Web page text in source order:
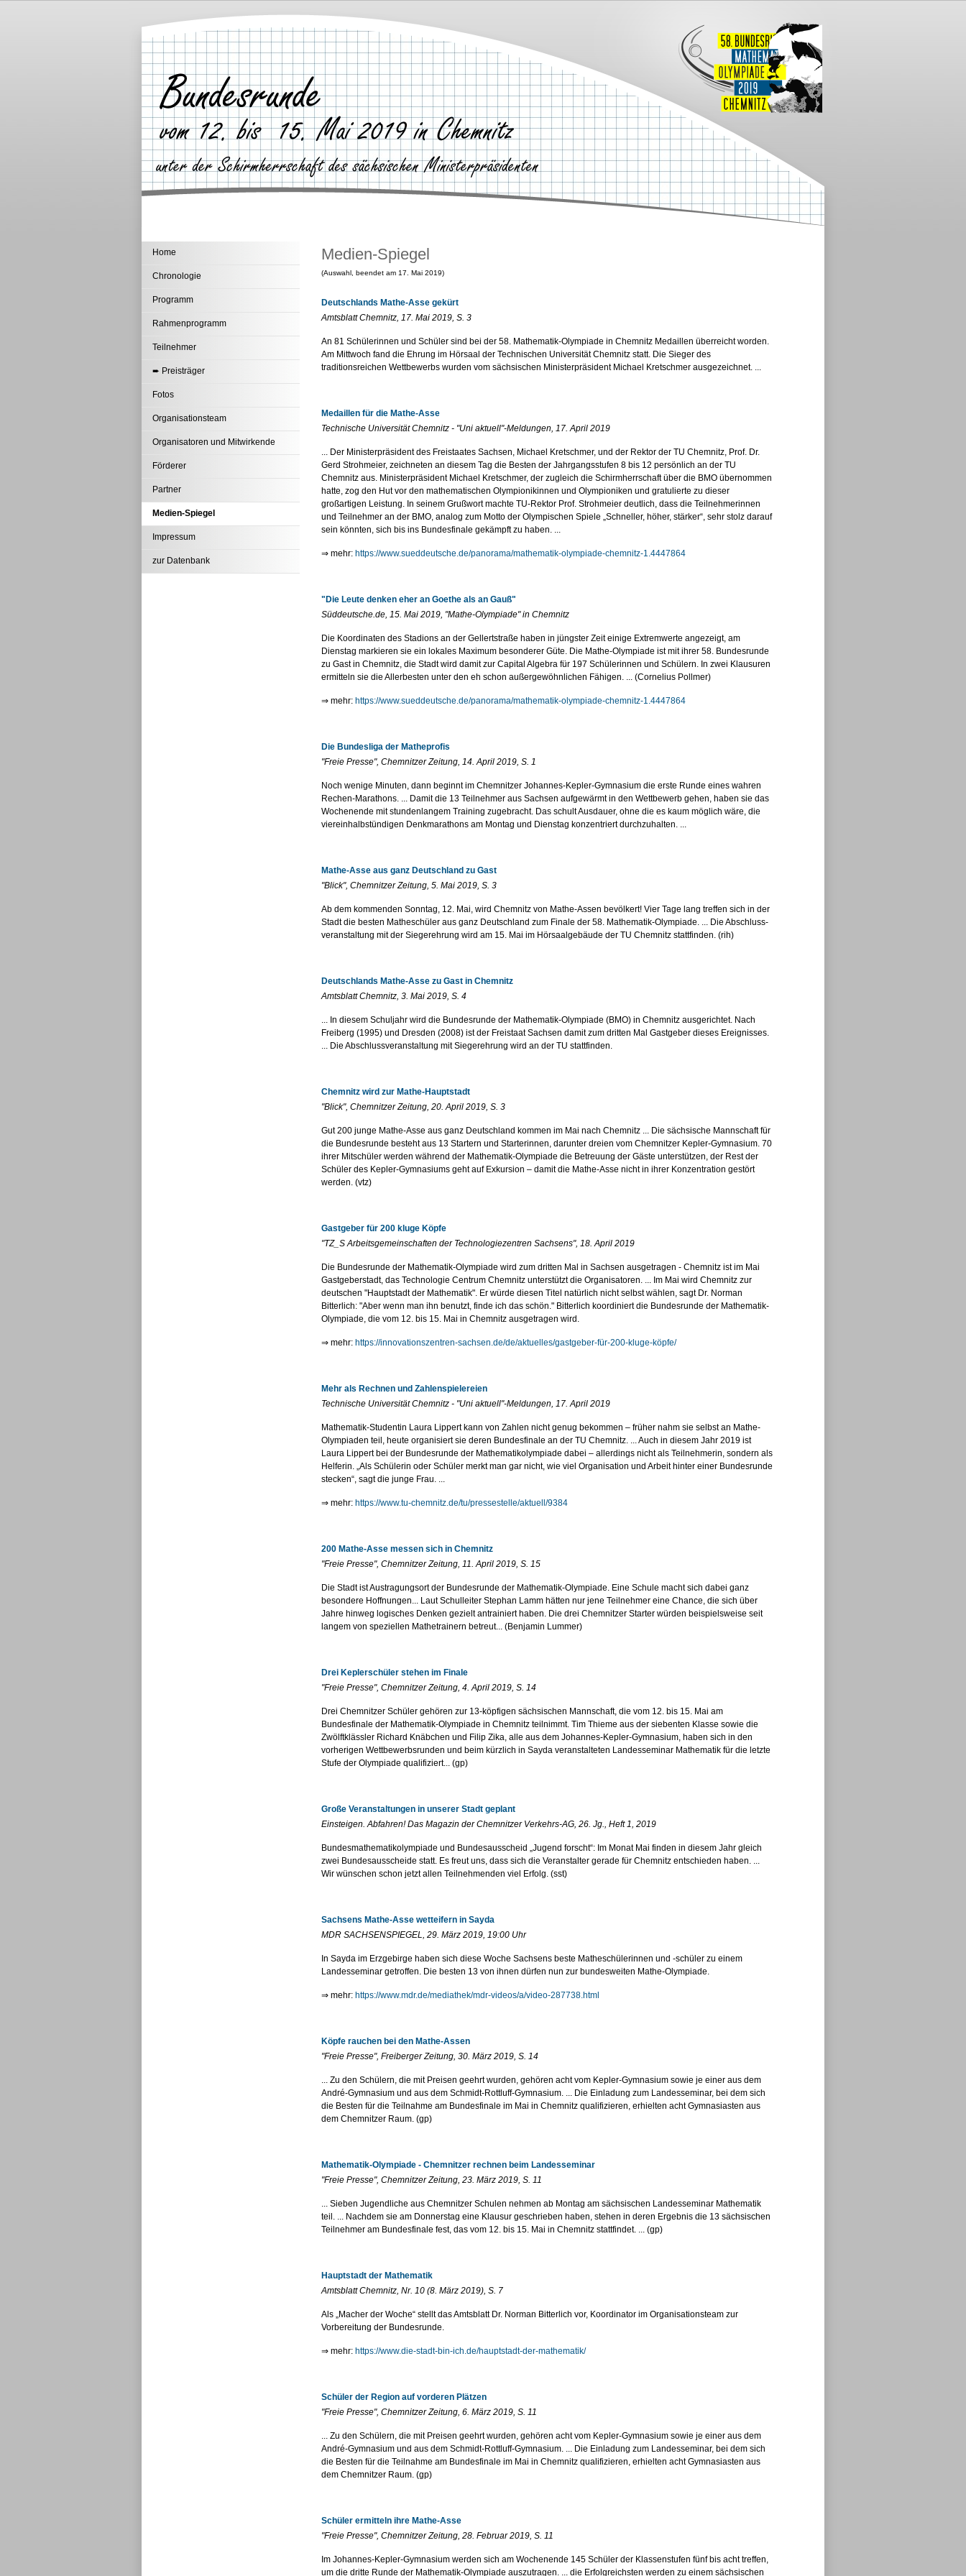
Home
Chronologie
Programm
Rahmenprogramm
Teilnehmer
➨ Preisträger
Fotos
Organisationsteam
Organisatoren und Mitwirkende
Förderer
Partner
Medien-Spiegel
Impressum
zur Datenbank
Medien-Spiegel
(Auswahl, beendet am 17. Mai 2019)
Deutschlands Mathe-Asse gekürt
Amtsblatt Chemnitz, 17. Mai 2019, S. 3
An 81 Schülerinnen und Schüler sind bei der 58. Mathematik-Olympiade in Chemnitz Medaillen überreicht worden.
Am Mittwoch fand die Ehrung im Hörsaal der Technischen Universität Chemnitz statt. Die Sieger des
traditionsreichen Wettbewerbs wurden vom sächsischen Ministerpräsident Michael Kretschmer ausgezeichnet. ...
Medaillen für die Mathe-Asse
Technische Universität Chemnitz - "Uni aktuell"-Meldungen, 17. April 2019
... Der Ministerpräsident des Freistaates Sachsen, Michael Kretschmer, und der Rektor der TU Chemnitz, Prof. Dr.
Gerd Strohmeier, zeichneten an diesem Tag die Besten der Jahrgangsstufen 8 bis 12 persönlich an der TU
Chemnitz aus. Ministerpräsident Michael Kretschmer, der zugleich die Schirmherrschaft über die BMO über­nommen
hatte, zog den Hut vor den mathematischen Olympionikinnen und Olympioniken und gratulierte zu dieser
großartigen Leistung. In seinem Grußwort machte TU-Rektor Prof. Strohmeier deutlich, dass die Teilnehmerinnen
und Teilnehmer an der BMO, analog zum Motto der Olympischen Spiele „Schneller, höher, stärker“, sehr stolz darauf
sein könnten, sich bis ins Bundesfinale gekämpft zu haben. ...
⇒ mehr: https://www.sueddeutsche.de/panorama/mathematik-olympiade-chemnitz-1.4447864
"Die Leute denken eher an Goethe als an Gauß"
Süddeutsche.de, 15. Mai 2019, "Mathe-Olympiade" in Chemnitz
Die Koordinaten des Stadions an der Gellertstraße haben in jüngster Zeit einige Extremwerte angezeigt, am
Dienstag markieren sie ein lokales Maximum besonderer Güte. Die Mathe-Olympiade ist mit ihrer 58. Bundesrunde
zu Gast in Chemnitz, die Stadt wird damit zur Capital Algebra für 197 Schülerinnen und Schülern. In zwei Klausuren
ermitteln sie die Allerbesten unter den eh schon außergewöhnlichen Fähigen. ... (Cornelius Pollmer)
⇒ mehr: https://www.sueddeutsche.de/panorama/mathematik-olympiade-chemnitz-1.4447864
Die Bundesliga der Matheprofis
"Freie Presse", Chemnitzer Zeitung, 14. April 2019, S. 1
Noch wenige Minuten, dann beginnt im Chemnitzer Johannes-Kepler-Gymnasium die erste Runde eines wahren
Rechen-Marathons. ... Damit die 13 Teilnehmer aus Sachsen aufgewärmt in den Wettbewerb gehen, haben sie das
Wochenende mit stundenlangem Training zugebracht. Das schult Ausdauer, ohne die es kaum möglich wäre, die
viereinhalbstündigen Denkmarathons am Montag und Dienstag konzentriert durchzuhalten. ...
Mathe-Asse aus ganz Deutschland zu Gast
"Blick", Chemnitzer Zeitung, 5. Mai 2019, S. 3
Ab dem kommenden Sonntag, 12. Mai, wird Chemnitz von Mathe-Assen bevölkert! Vier Tage lang treffen sich in der
Stadt die besten Matheschüler aus ganz Deutschland zum Finale der 58. Mathematik-Olympiade. ... Die Ab­schluss­
ver­an­stal­tung mit der Siegerehrung wird am 15. Mai im Hörsaalgebäude der TU Chemnitz stattfinden. (rih)
Deutschlands Mathe-Asse zu Gast in Chemnitz
Amtsblatt Chemnitz, 3. Mai 2019, S. 4
... In diesem Schuljahr wird die Bundesrunde der Mathematik-Olympiade (BMO) in Chemnitz ausgerichtet. Nach
Freiberg (1995) und Dresden (2008) ist der Freistaat Sachsen damit zum dritten Mal Gastgeber dieses Er­eig­nis­ses.
... Die Ab­schluss­ver­an­stal­tung mit Siegerehrung wird an der TU stattfinden.
Chemnitz wird zur Mathe-Hauptstadt
"Blick", Chemnitzer Zeitung, 20. April 2019, S. 3
Gut 200 junge Mathe-Asse aus ganz Deutschland kommen im Mai nach Chemnitz ... Die sächsische Mannschaft für
die Bundesrunde besteht aus 13 Startern und Starterinnen, darunter dreien vom Chemnitzer Kepler-Gymnasium. 70
ihrer Mitschüler werden während der Mathematik-Olympiade die Betreuung der Gäste unterstützen, der Rest der
Schüler des Kepler-Gymnasiums geht auf Exkursion – damit die Mathe-Asse nicht in ihrer Konzentration gestört
werden. (vtz)
Gastgeber für 200 kluge Köpfe
"TZ_S Arbeitsgemeinschaften der Technologiezentren Sachsens", 18. April 2019
Die Bundesrunde der Mathematik-Olympiade wird zum dritten Mal in Sachsen ausgetragen - Chemnitz ist im Mai
Gastgeberstadt, das Technologie Centrum Chemnitz unterstützt die Organisatoren. ... Im Mai wird Chemnitz zur
deutschen "Hauptstadt der Mathematik". Er würde diesen Titel natürlich nicht selbst wählen, sagt Dr. Norman
Bitterlich: "Aber wenn man ihn benutzt, finde ich das schön." Bitterlich koordiniert die Bundesrunde der Mathematik-
Olympiade, die vom 12. bis 15. Mai in Chemnitz ausgetragen wird.
⇒ mehr: https://innovationszentren-sachsen.de/de/aktuelles/gastgeber-für-200-kluge-köpfe/
Mehr als Rechnen und Zahlenspielereien
Technische Universität Chemnitz - "Uni aktuell"-Meldungen, 17. April 2019
Mathematik-Studentin Laura Lippert kann von Zahlen nicht genug bekommen – früher nahm sie selbst an Mathe-
Olympiaden teil, heute organisiert sie deren Bundesfinale an der TU Chemnitz. ... Auch in diesem Jahr 2019 ist
Laura Lippert bei der Bundesrunde der Mathematikolympiade dabei – allerdings nicht als Teilnehmerin, sondern als
Helferin. „Als Schülerin oder Schüler merkt man gar nicht, wie viel Organisation und Arbeit hinter einer Bundesrunde
stecken“, sagt die junge Frau. ...
⇒ mehr: https://www.tu-chemnitz.de/tu/pressestelle/aktuell/9384
200 Mathe-Asse messen sich in Chemnitz
"Freie Presse", Chemnitzer Zeitung, 11. April 2019, S. 15
Die Stadt ist Austragungsort der Bundesrunde der Mathematik-Olympiade. Eine Schule macht sich dabei ganz
besondere Hoffnungen... Laut Schulleiter Stephan Lamm hätten nur jene Teilnehmer eine Chance, die sich über
Jahre hinweg logisches Denken gezielt antrainiert haben. Die drei Chemnitzer Starter würden beispielsweise seit
langem von speziellen Mathetrainern betreut... (Benjamin Lummer)
Drei Keplerschüler stehen im Finale
"Freie Presse", Chemnitzer Zeitung, 4. April 2019, S. 14
Drei Chemnitzer Schüler gehören zur 13-köpfigen sächsischen Mannschaft, die vom 12. bis 15. Mai am
Bundesfinale der Mathematik-Olympiade in Chemnitz teilnimmt. Tim Thieme aus der siebenten Klasse sowie die
Zwölftklässler Richard Knäbchen und Filip Zika, alle aus dem Johannes-Kepler-Gymnasium, haben sich in den
vorherigen Wettbewerbsrunden und beim kürzlich in Sayda veranstalteten Landesseminar Mathematik für die letzte
Stufe der Olympiade qualifiziert... (gp)
Große Veranstaltungen in unserer Stadt geplant
Einsteigen. Abfahren! Das Magazin der Chemnitzer Verkehrs-AG, 26. Jg., Heft 1, 2019
Bundesmathematikolympiade und Bundesausscheid „Jugend forscht“: Im Monat Mai finden in diesem Jahr gleich
zwei Bundesausscheide statt. Es freut uns, dass sich die Veranstalter gerade für Chemnitz entschieden haben. ...
Wir wünschen schon jetzt allen Teilnehmenden viel Erfolg. (sst)
Sachsens Mathe-Asse wetteifern in Sayda
MDR SACHSENSPIEGEL, 29. März 2019, 19:00 Uhr
In Sayda im Erzgebirge haben sich diese Woche Sachsens beste Matheschülerinnen und -schüler zu einem
Landesseminar getroffen. Die besten 13 von ihnen dürfen nun zur bundesweiten Mathe-Olympiade.
⇒ mehr: https://www.mdr.de/mediathek/mdr-videos/a/video-287738.html
Köpfe rauchen bei den Mathe-Assen
"Freie Presse", Freiberger Zeitung, 30. März 2019, S. 14
... Zu den Schülern, die mit Preisen geehrt wurden, gehören acht vom Kepler-Gymnasium sowie je einer aus dem
André-Gymnasium und aus dem Schmidt-Rottluff-Gymnasium. ... Die Einladung zum Landesseminar, bei dem sich
die Besten für die Teilnahme am Bundesfinale im Mai in Chemnitz qualifizieren, erhielten acht Gymnasiasten aus
dem Chemnitzer Raum. (gp)
Mathematik-Olympiade - Chemnitzer rechnen beim Landesseminar
"Freie Presse", Chemnitzer Zeitung, 23. März 2019, S. 11
... Sieben Jugendliche aus Chemnitzer Schulen nehmen ab Montag am sächsischen Landesseminar Mathematik
teil. ... Nachdem sie am Donnerstag eine Klausur geschrieben haben, stehen in deren Ergebnis die 13 sächsischen
Teilnehmer am Bundesfinale fest, das vom 12. bis 15. Mai in Chemnitz stattfindet. ... (gp)
Hauptstadt der Mathematik
Amtsblatt Chemnitz, Nr. 10 (8. März 2019), S. 7
Als „Macher der Woche“ stellt das Amtsblatt Dr. Norman Bitterlich vor, Koordinator im Organisationsteam zur
Vorbereitung der Bundesrunde.
⇒ mehr: https://www.die-stadt-bin-ich.de/hauptstadt-der-mathematik/
Schüler der Region auf vorderen Plätzen
"Freie Presse", Chemnitzer Zeitung, 6. März 2019, S. 11
... Zu den Schülern, die mit Preisen geehrt wurden, gehören acht vom Kepler-Gymnasium sowie je einer aus dem
André-Gymnasium und aus dem Schmidt-Rottluff-Gymnasium. ... Die Einladung zum Landesseminar, bei dem sich
die Besten für die Teilnahme am Bundesfinale im Mai in Chemnitz qualifizieren, erhielten acht Gymnasiasten aus
dem Chemnitzer Raum. (gp)
Schüler ermitteln ihre Mathe-Asse
"Freie Presse", Chemnitzer Zeitung, 28. Februar 2019, S. 11
Im Johannes-Kepler-Gymnasium werden sich am Wochenende 145 Schüler der Klassenstufen fünf bis acht treffen,
um die dritte Runde der Mathematik-Olympiade auszutragen. ... die Erfolgreichsten werden zu einem sächsischen